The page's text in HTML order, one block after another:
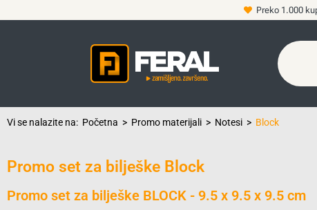
Preko 1.000
Vi se nalazite na: Početna > Promo materijali > Notesi > Block
Promo set za bilješke Block
Promo set za bilješke BLOCK - 9.5 x 9.5 x 9.5 cm